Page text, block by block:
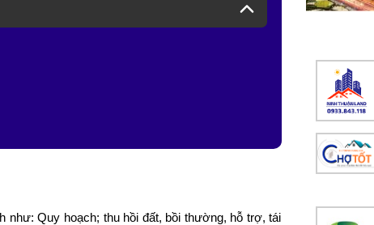
như: Quy hoạch; thu hồi đất, bồi thường, hỗ trợ, tái